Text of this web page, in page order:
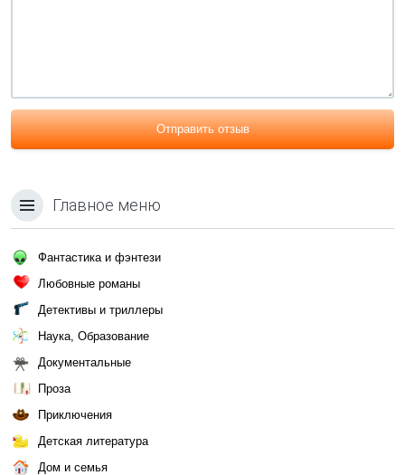
Отправить отзыв
Главное меню
Фантастика и фэнтези
Любовные романы
Детективы и триллеры
Наука, Образование
Документальные
Проза
Приключения
Детская литература
Дом и семья